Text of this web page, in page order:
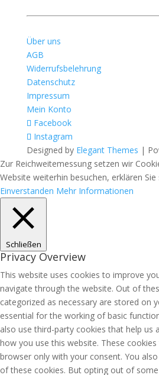
Über uns
AGB
Widerrufsbelehrung
Datenschutz
Impressum
Mein Konto
Facebook
Instagram
Designed by Elegant Themes |
Zur Reichweitemessung setzen wir
Website weiterhin besuchen, erklären
Einverstanden Mehr Informationen
Schließen
Privacy Overview
This website uses cookies to improve
navigate through the website. Out of
categorized as necessary are stored on
essential for the working of basic
also use third-party cookies that help us
how you use this website. These
browser only with your consent. You
of these cookies. But opting out of